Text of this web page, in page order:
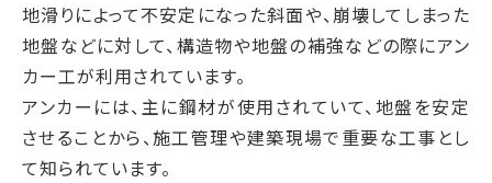
地滑りによって不安定になった斜面や、崩壊してしまった
地盤などに対して、構造物や地盤の補強などの際にアン
カー工が利用されています。
アンカーには、主に鋼材が使用されていて、地盤を安定
させることから、施工管理や建築現場で重要な工事とし
て知られています。